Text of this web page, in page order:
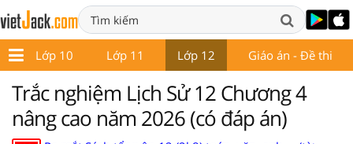
Lớp 10 Lớp 11 Lớp 12 Giáo án - Đề thi
Trắc nghiệm Lịch Sử 12 Chương 4
nâng cao năm 2026 (có đáp án)